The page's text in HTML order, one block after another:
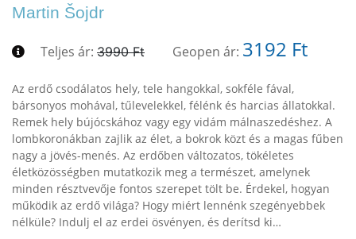
Martin Šojdr
Teljes ár: 3990 Ft Geopen ár: 3192 Ft
Az erdő csodálatos hely, tele hangokkal, sokféle fával,
bársonyos mohával, tűlevelekkel, félénk és harcias állatokkal.
Remek hely bújócskához vagy egy vidám málnaszedéshez. A
lombkoronákban zajlik az élet, a bokrok közt és a magas fűben
nagy a jövés-menés. Az erdőben változatos, tökéletes
életközösségben mutatkozik meg a természet, amelynek
minden résztvevője fontos szerepet tölt be. Érdekel, hogyan
működik az erdő világa? Hogy miért lennénk szegényebbek
nélküle? Indulj el az erdei ösvényen, és derítsd ki…